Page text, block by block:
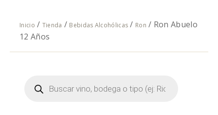
Inicio / Tienda / Bebidas Alcohólicas / Ron / Ron Abuelo
12 Años
Búsqueda